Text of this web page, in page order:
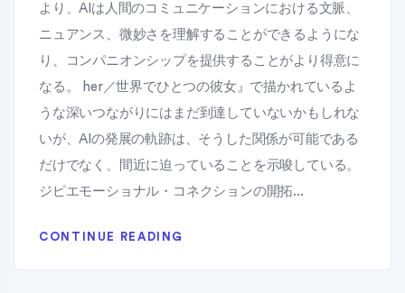
より、AIは人間のコミュニケーションにおける文脈、
ニュアンス、微妙さを理解することができるようにな
り、コンパニオンシップを提供することがより得意に
なる。 her／世界でひとつの彼女』で描かれているよ
うな深いつながりにはまだ到達していないかもしれな
いが、AIの発展の軌跡は、そうした関係が可能である
だけでなく、間近に迫っていることを示唆している。
ジピエモーショナル・コネクションの開拓...
CONTINUE READING